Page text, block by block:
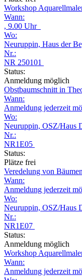
Workshop
Wann:
, 9.00 Uhr
Wo:
Neuruppin, Haus der
Nr.:
NR 250101
Status:
Anmeldung möglich
Obstbaumschnitt in
Wann:
Anmeldung jederzeit
Wo:
Neuruppin, OSZ/Haus
Nr.:
NR1E05
Status:
Plätze frei
Veredelung von
Wann:
Anmeldung jederzeit
Wo:
Neuruppin, OSZ/Haus
Nr.:
NR1E07
Status:
Anmeldung möglich
Workshop
Wann:
Anmeldung jederzeit